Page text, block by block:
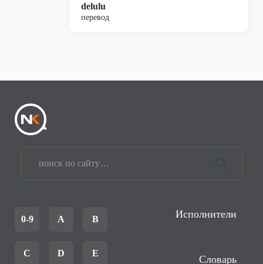
delulu
перевод
0-9 A B
C D E
Исполнители
Словарь